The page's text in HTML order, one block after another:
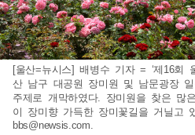
[울산=뉴시스] 배병수 기자 = ‘제16회
산 남구 대공원 장미원 및 남문광장 일
주제로 개막하였다. 장미원을 찾은 많
이 장미향 가득한 장미꽃길을 거닐고
bbs@newsis.com.